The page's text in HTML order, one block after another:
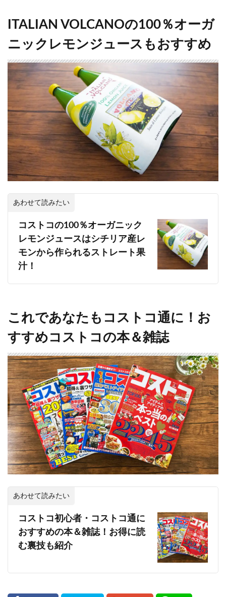
ITALIAN VOLCANOの100％オーガ
ニックレモンジュースもおすすめ
あわせて読みたい
コストコの100％オーガニック
レモンジュースはシチリア産レ
モンから作られるストレート果
汁！
これであなたもコストコ通に！お
すすめコストコの本＆雑誌
あわせて読みたい
コストコ初心者・コストコ通に
おすすめの本＆雑誌！お得に読
む裏技も紹介